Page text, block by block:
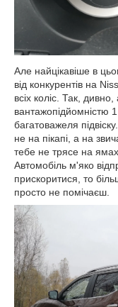
Але найцікавіше в
від конкурентів на
всіх коліс. Так,
вантажопідйомністю
багатоважеля
не на пікапі, а на
тебе не трясе на ямах
Автомобіль м'яко
прискоритися, то
просто не помічаєш.